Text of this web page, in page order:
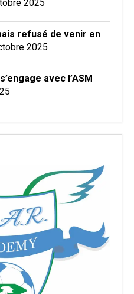
2025
refusé de venir en
2025
avec l’ASM